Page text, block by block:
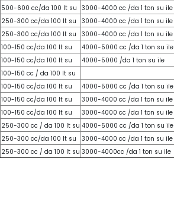
500-600 cc/da 100 lt su
3000-4000 cc /da 1 ton su ile
250-300 cc/da 100 lt su
3000-4000 cc /da 1 ton su ile
250-300 cc/da 100 lt su
3000-4000 cc /da 1 ton su ile
100-150 cc/da 100 lt su
4000-5000 cc /da 1 ton su ile
100-150 cc/da 100 lt su
4000-5000 /da 1 ton su ile
100-150 cc / da 100 lt su
100-150 cc/da 100 lt su
4000-5000 cc /da 1 ton su ile
100-150 cc/da 100 lt su
3000-4000 cc /da 1 ton su ile
100-150 cc/da 100 lt su
3000-4000 cc /da 1 ton su ile
250-300 cc / da 100 lt su 4000-5000 cc /da 1 ton su ile
250-300 cc/da 100 lt su
3000-4000 cc /da 1 ton su ile
250-300 cc / da 100 lt su 3000-4000cc /da 1 ton su ile